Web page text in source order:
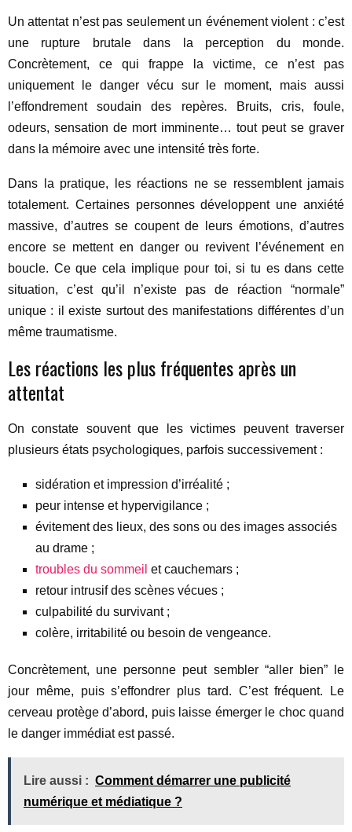
Un attentat n’est pas seulement un événement violent : c’est
une rupture brutale dans la perception du monde.
Concrètement, ce qui frappe la victime, ce n’est pas
uniquement le danger vécu sur le moment, mais aussi
l’effondrement soudain des repères. Bruits, cris, foule,
odeurs, sensation de mort imminente… tout peut se graver
dans la mémoire avec une intensité très forte.
Dans la pratique, les réactions ne se ressemblent jamais
totalement. Certaines personnes développent une anxiété
massive, d’autres se coupent de leurs émotions, d’autres
encore se mettent en danger ou revivent l’événement en
boucle. Ce que cela implique pour toi, si tu es dans cette
situation, c’est qu’il n’existe pas de réaction “normale”
unique : il existe surtout des manifestations différentes d’un
même traumatisme.
Les réactions les plus fréquentes après un
attentat
On constate souvent que les victimes peuvent traverser
plusieurs états psychologiques, parfois successivement :
sidération et impression d’irréalité ;
peur intense et hypervigilance ;
évitement des lieux, des sons ou des images associés
au drame ;
troubles du sommeil et cauchemars ;
retour intrusif des scènes vécues ;
culpabilité du survivant ;
colère, irritabilité ou besoin de vengeance.
Concrètement, une personne peut sembler “aller bien” le
jour même, puis s’effondrer plus tard. C’est fréquent. Le
cerveau protège d’abord, puis laisse émerger le choc quand
le danger immédiat est passé.
Lire aussi : Comment démarrer une publicité
numérique et médiatique ?